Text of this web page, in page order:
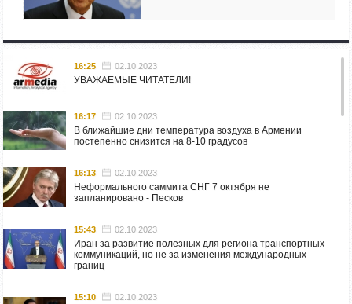
16:25 02.10.2023
УВАЖАЕМЫЕ ЧИТАТЕЛИ!
16:17 02.10.2023
В ближайшие дни температура воздуха в Армении
постепенно снизится на 8-10 градусов
16:13 02.10.2023
Неформального саммита СНГ 7 октября не
запланировано - Песков
15:43 02.10.2023
Иран за развитие полезных для региона транспортных
коммуникаций, но не за изменения международных
границ
15:10 02.10.2023